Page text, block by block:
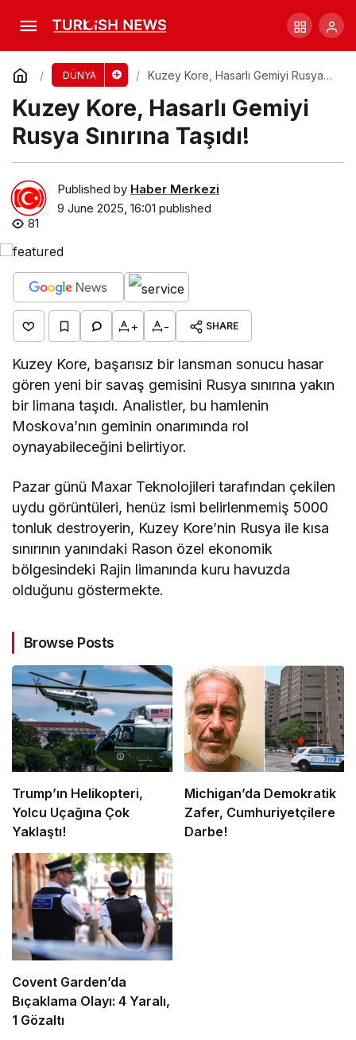
DÜNYA
Kuzey Kore, Hasarlı Gemiyi Rusya
Kuzey Kore, Hasarlı Gemiyi
Rusya Sınırına Taşıdı!
Published by Haber Merkezi
9 June 2025, 16:01 published
81
+ - SHARE
Kuzey Kore, başarısız bir lansman sonucu hasar
gören yeni bir savaş gemisini Rusya sınırına yakın
bir limana taşıdı. Analistler, bu hamlenin
Moskova’nın geminin onarımında rol
oynayabileceğini belirtiyor.
Pazar günü Maxar Teknolojileri tarafından çekilen
uydu görüntüleri, henüz ismi belirlenmemiş 5000
tonluk destroyerin, Kuzey Kore’nin Rusya ile kısa
sınırının yanındaki Rason özel ekonomik
bölgesindeki Rajin limanında kuru havuzda
olduğunu göstermekte.
Browse Posts
Trump’ın Helikopteri,
Yolcu Uçağına Çok
Yaklaştı!
Michigan’da Demokratik
Zafer, Cumhuriyetçilere
Darbe!
Covent Garden’da
Bıçaklama Olayı: 4 Yaralı,
1 Gözaltı
Protestolar sırasında muhabire lastik
mermiyle saldırı
Comment Share